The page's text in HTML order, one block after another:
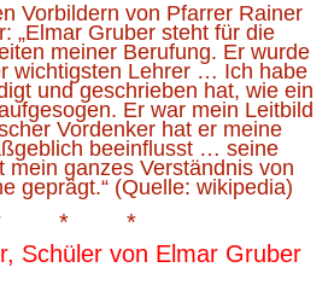
Vorbildern von Pfarrer Rainer
„Elmar Gruber steht für die
meiner Berufung. Er wurde
wichtigsten Lehrer … Ich habe
und geschrieben hat, wie ein
Er war mein Leitbild
Vordenker hat er meine
beeinflusst … seine
mein ganzes Verständnis von
geprägt.“ (Quelle: wikipedia)
* *
Schüler von Elmar Gruber